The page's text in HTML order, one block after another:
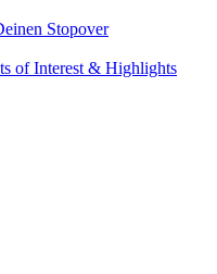
Stopover
of Interest & Highlights